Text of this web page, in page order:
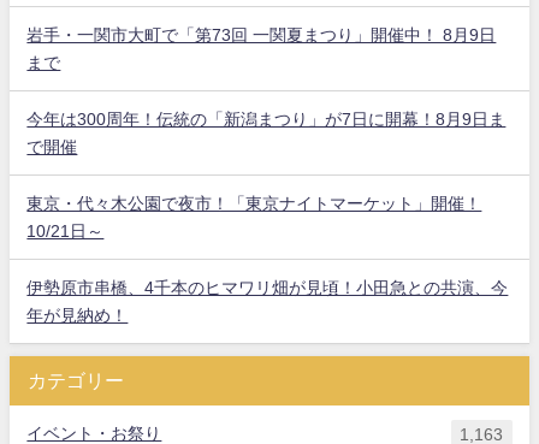
岩手・一関市大町で「第73回 一関夏まつり」開催中！ 8月9日
まで
今年は300周年！伝統の「新潟まつり」が7日に開幕！8月9日ま
で開催
東京・代々木公園で夜市！「東京ナイトマーケット」開催！
10/21日～
伊勢原市串橋、4千本のヒマワリ畑が見頃！小田急との共演、今
年が見納め！
カテゴリー
イベント・お祭り 1,163